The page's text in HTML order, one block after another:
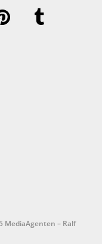
MediaAgenten – Ralf